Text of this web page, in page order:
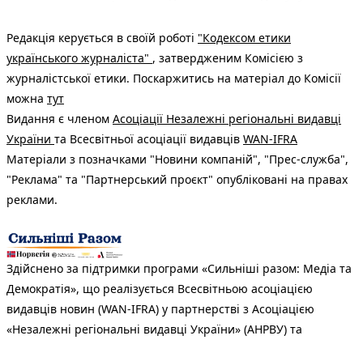
Редакція керується в своїй роботі "Кодексом етики
українського журналіста" , затвердженим Комісією з
журналістської етики. Поскаржитись на матеріал до Комісії
можна тут
Видання є членом Асоціації Незалежні регіональні видавці
України та Всесвітньої асоціації видавців WAN-IFRA
Матеріали з позначками "Новини компаній", "Прес-служба",
"Реклама" та "Партнерський проєкт" опубліковані на правах
реклами.
Здійснено за підтримки програми «Сильніші разом: Медіа та
Демократія», що реалізується Всесвітньою асоціацією
видавців новин (WAN-IFRA) у партнерстві з Асоціацією
«Незалежні регіональні видавці України» (АНРВУ) та